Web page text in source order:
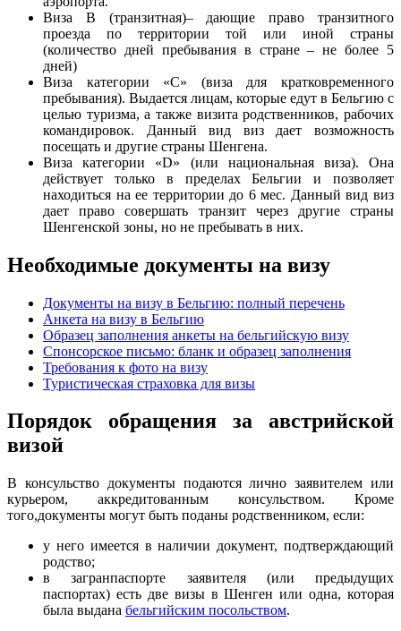
Виза В (транзитная)– дающие право транзитного
проезда по территории той или иной страны
(количество дней пребывания в стране – не более 5
дней)
Виза категории «С» (виза для кратковременного
пребывания). Выдается лицам, которые едут в Бельгию с
целью туризма, а также визита родственников, рабочих
командировок. Данный вид виз дает возможность
посещать и другие страны Шенгена.
Виза категории «D» (или национальная виза). Она
действует только в пределах Бельгии и позволяет
находиться на ее территории до 6 мес. Данный вид виз
дает право совершать транзит через другие страны
Шенгенской зоны, но не пребывать в них.
Необходимые документы на визу
Документы на визу в Бельгию: полный перечень
Анкета на визу в Бельгию
Образец заполнения анкеты на бельгийскую визу
Спонсорское письмо: бланк и образец заполнения
Требования к фото на визу
Туристическая страховка для визы
Порядок обращения за австрийской
визой
В консульство документы подаются лично заявителем или
курьером, аккредитованным консульством. Кроме
того,документы могут быть поданы родственником, если:
у него имеется в наличии документ, подтверждающий
родство;
в загранпаспорте заявителя (или предыдущих
паспортах) есть две визы в Шенген или одна, которая
была выдана бельгийским посольством.